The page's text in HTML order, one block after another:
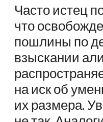
Часто истец
что
пошлины по
взыскании
на иск об
их размера.